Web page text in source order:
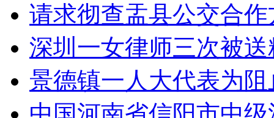
请求彻查盂县公交合
深圳一女律师三次被
景德镇一人大代表为